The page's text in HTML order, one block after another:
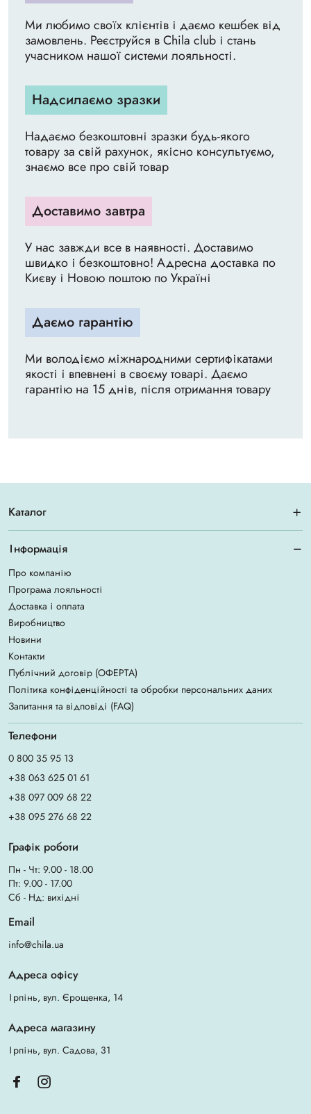
Ми любимо своїх клієнтів і даємо кешбек від
замовлень. Реєструйся в Chila club і стань
учасником нашої системи лояльності.
Надсилаємо зразки
Надаємо безкоштовні зразки будь-якого
товару за свій рахунок, якісно консультуємо,
знаємо все про свій товар
Доставимо завтра
У нас завжди все в наявності. Доставимо
швидко і безкоштовно! Адресна доставка по
Києву і Новою поштою по Україні
Даємо гарантію
Ми володіємо міжнародними сертифікатами
якості і впевнені в своєму товарі. Даємо
гарантію на 15 днів, після отримання товару
Каталог
Інформація
Про компанію
Програма лояльності
Доставка і оплата
Виробництво
Новини
Контакти
Публічний договір (ОФЕРТА)
Політика конфіденційності та обробки персональних даних
Запитання та відповіді (FAQ)
Телефони
0 800 35 95 13
+38 063 625 01 61
+38 097 009 68 22
+38 095 276 68 22
Графік роботи
Пн - Чт: 9.00 - 18.00
Пт: 9.00 - 17.00
Сб - Нд: вихідні
Email
info@chila.ua
Адреса офісу
Ірпінь, вул. Єрощенка, 14
Адреса магазину
Ірпінь, вул. Садова, 31